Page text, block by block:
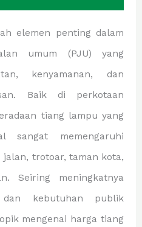
elemen penting dalam
umum (PJU) yang
kenyamanan, dan
Baik di perkotaan
tiang lampu yang
sangat memengaruhi
trotoar, taman kota,
Seiring meningkatnya
kebutuhan publik
mengenai harga tiang